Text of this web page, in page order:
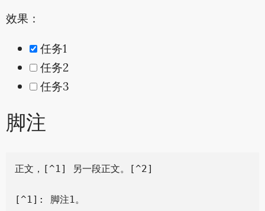
效果：
任务1
任务2
任务3
脚注
正文，[^1] 另一段正文。[^2]
[^1]: 脚注1。